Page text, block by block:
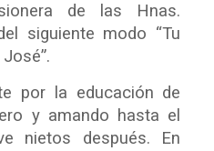
de las Hnas.
siguiente modo “Tu
por la educación de
y amando hasta el
nietos después. En